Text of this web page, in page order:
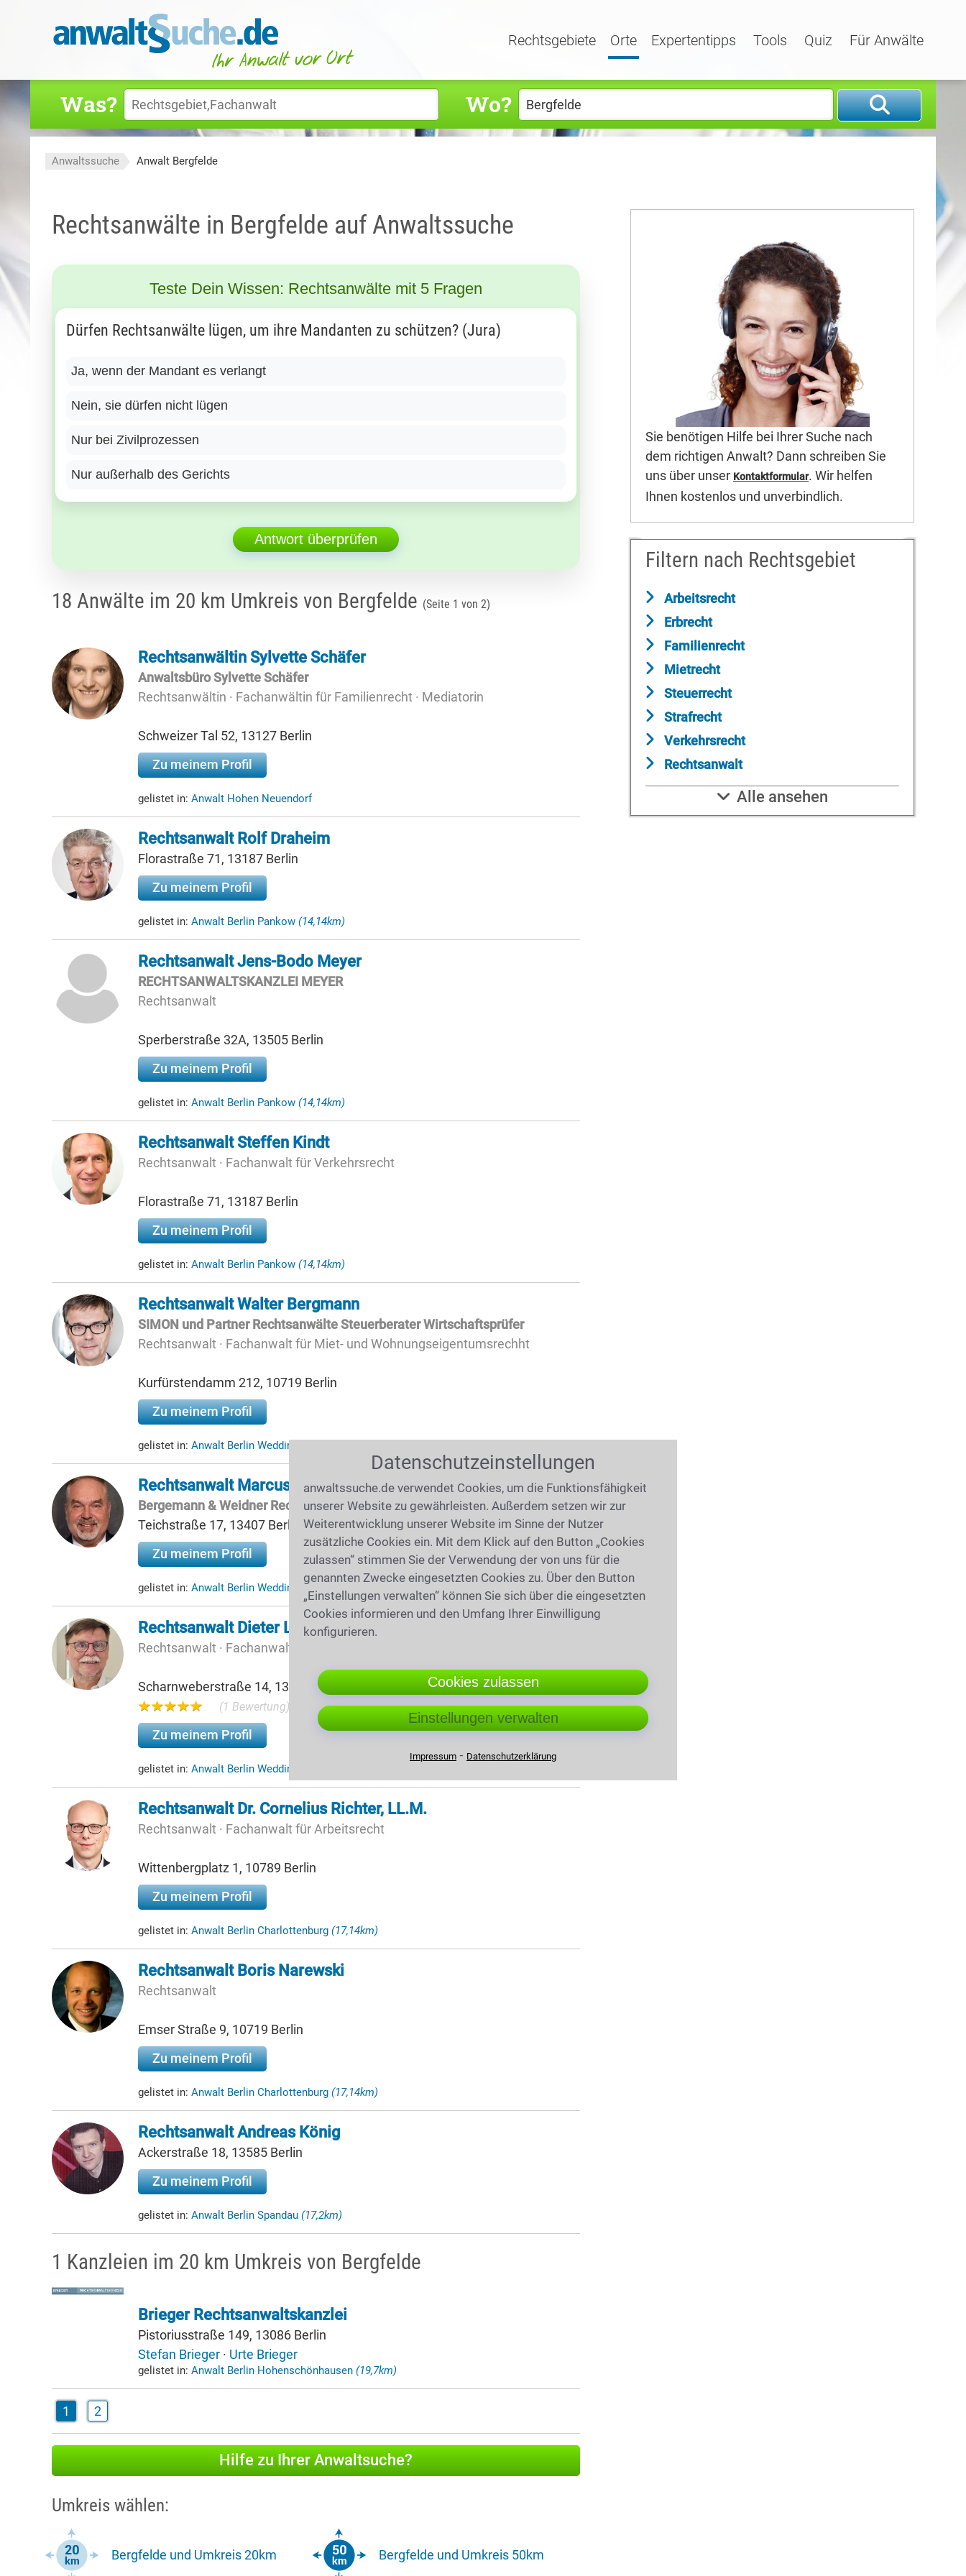
Rechtsgebiete Orte Expertentipps Tools Quiz Für Anwälte
Was? Wo?
Anwaltssuche Anwalt Bergfelde
Rechtsanwälte in Bergfelde auf Anwaltssuche
Teste Dein Wissen: Rechtsanwälte mit 5 Fragen
Dürfen Rechtsanwälte lügen, um ihre Mandanten zu schützen? (Jura)
Ja, wenn der Mandant es verlangt
Nein, sie dürfen nicht lügen
Nur bei Zivilprozessen
Nur außerhalb des Gerichts
Antwort überprüfen
18 Anwälte im 20 km Umkreis von Bergfelde (Seite 1 von 2)
Rechtsanwältin Sylvette Schäfer
Anwaltsbüro Sylvette Schäfer
Rechtsanwältin · Fachanwältin für Familienrecht · Mediatorin
Schweizer Tal 52, 13127 Berlin
Zu meinem Profil
gelistet in: Anwalt Hohen Neuendorf
Rechtsanwalt Rolf Draheim
Florastraße 71, 13187 Berlin
Zu meinem Profil
gelistet in: Anwalt Berlin Pankow (14,14km)
Rechtsanwalt Jens-Bodo Meyer
RECHTSANWALTSKANZLEI MEYER
Rechtsanwalt
Sperberstraße 32A, 13505 Berlin
Zu meinem Profil
gelistet in: Anwalt Berlin Pankow (14,14km)
Rechtsanwalt Steffen Kindt
Rechtsanwalt · Fachanwalt für Verkehrsrecht
Florastraße 71, 13187 Berlin
Zu meinem Profil
gelistet in: Anwalt Berlin Pankow (14,14km)
Rechtsanwalt Walter Bergmann
SIMON und Partner Rechtsanwälte Steuerberater Wirtschaftsprüfer
Rechtsanwalt · Fachanwalt für Miet- und Wohnungseigentumsrechht
Kurfürstendamm 212, 10719 Berlin
Zu meinem Profil
gelistet in: Anwalt Berlin Wedding
Rechtsanwalt Marcus Weidner
Bergemann & Weidner Rechtsanwälte
Teichstraße 17, 13407 Berlin
Zu meinem Profil
gelistet in: Anwalt Berlin Wedding (14,86km)
Rechtsanwalt Dieter Linke
Rechtsanwalt · Fachanwalt für Familienrecht · Fachanwalt für Verkehrsrecht
Scharnweberstraße 14, 13405 Berlin
(1 Bewertung)
Zu meinem Profil
gelistet in: Anwalt Berlin Wedding
Rechtsanwalt Dr. Cornelius Richter, LL.M.
Rechtsanwalt · Fachanwalt für Arbeitsrecht
Wittenbergplatz 1, 10789 Berlin
Zu meinem Profil
gelistet in: Anwalt Berlin Charlottenburg (17,14km)
Rechtsanwalt Boris Narewski
Rechtsanwalt
Emser Straße 9, 10719 Berlin
Zu meinem Profil
gelistet in: Anwalt Berlin Charlottenburg (17,14km)
Rechtsanwalt Andreas König
Ackerstraße 18, 13585 Berlin
Zu meinem Profil
gelistet in: Anwalt Berlin Spandau (17,2km)
1 Kanzleien im 20 km Umkreis von Bergfelde
Brieger Rechtsanwaltskanzlei
Pistoriusstraße 149, 13086 Berlin
Stefan Brieger · Urte Brieger
gelistet in: Anwalt Berlin Hohenschönhausen (19,7km)
1 2
Hilfe zu Ihrer Anwaltsuche?
Umkreis wählen:
Bergfelde und Umkreis 20km Bergfelde und Umkreis 50km
Sie benötigen Hilfe bei Ihrer Suche nach
dem richtigen Anwalt? Dann schreiben Sie
uns über unser Kontaktformular. Wir helfen
Ihnen kostenlos und unverbindlich.
Filtern nach Rechtsgebiet
Arbeitsrecht
Erbrecht
Familienrecht
Mietrecht
Steuerrecht
Strafrecht
Verkehrsrecht
Rechtsanwalt
Alle ansehen
Datenschutzeinstellungen
anwaltssuche.de verwendet Cookies, um die Funktionsfähigkeit
unserer Website zu gewährleisten. Außerdem setzen wir zur
Weiterentwicklung unserer Website im Sinne der Nutzer
zusätzliche Cookies ein. Mit dem Klick auf den Button „Cookies
zulassen“ stimmen Sie der Verwendung der von uns für die
genannten Zwecke eingesetzten Cookies zu. Über den Button
„Einstellungen verwalten“ können Sie sich über die eingesetzten
Cookies informieren und den Umfang Ihrer Einwilligung
konfigurieren.
Cookies zulassen
Einstellungen verwalten
Impressum ⁃ Datenschutzerklärung